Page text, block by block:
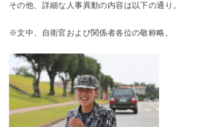
その他、詳細な人事異動の内容は以下の通り。
※文中、自衛官および関係者各位の敬称略。